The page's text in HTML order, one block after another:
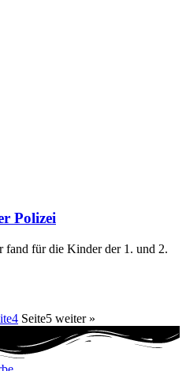
Polizei
fand für die Kinder der 1. und 2.
4 Seite5 weiter »